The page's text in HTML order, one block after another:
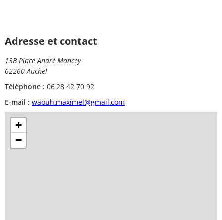
Adresse et contact
13B Place André Mancey
62260 Auchel
Téléphone : 06 28 42 70 92
E-mail : waouh.maximel@gmail.com
+
−